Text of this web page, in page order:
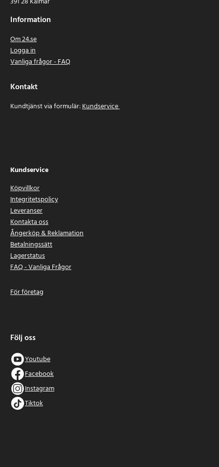
Information
Om 24.se
Logga in
Vanliga frågor - FAQ
Kontakt
Kundtjänst via formulär:Kundservice
Kundservice
Köpvillkor
Integritetspolicy
Leveranser
Kontakta oss
Ångerköp & Reklamation
Betalningssätt
Lagerstatus
FAQ - Vanliga Frågor
För företag
Följ oss
Youtube
Facebook
Instagram
Tiktok